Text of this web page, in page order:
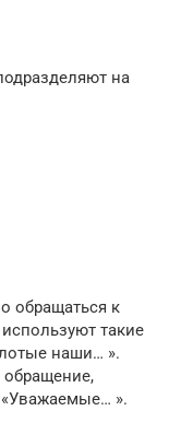
на
обращаться к
такие
наши… ».
».